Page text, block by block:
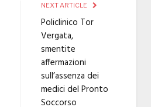
NEXT ARTICLE
Policlinico Tor
Vergata,
smentite
affermazioni
sull’assenza dei
medici del Pronto
Soccorso